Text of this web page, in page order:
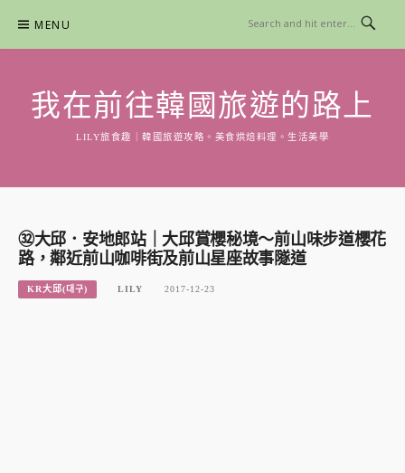
content
MENU
我在前往韓國旅遊的路上
LILY旅食趣｜韓國旅遊攻略。美食烘焙料理。生活美學
㉜大邱．安地郎站｜大邱賞櫻秘境～前山味步道櫻花
路，鄰近前山咖啡街及前山星座故事隧道
KR大邱(대구) LILY 2017-12-23